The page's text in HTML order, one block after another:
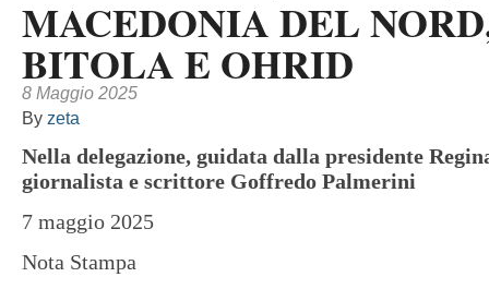
MACEDONIA DEL
BITOLA E OHRID
8 Maggio 2025
By zeta
Nella delegazione, guidata dalla presidente
giornalista e scrittore Goffredo Palmerini
7 maggio 2025
Nota Stampa